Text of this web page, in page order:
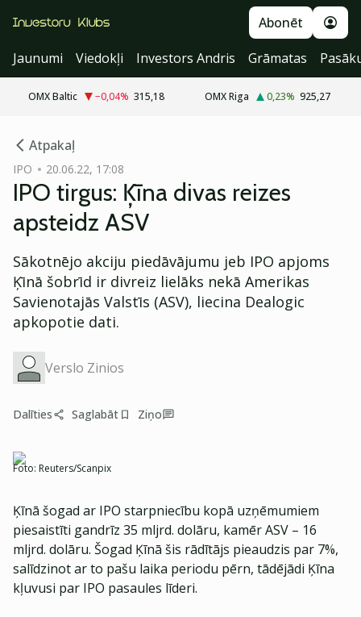
Abonēt
Jaunumi
Viedokļi Investors Andris Grāmatas
OMX Baltic −0,04% 315,18 OMX Riga 0,23% 925,27
Atpakaļ
IPO 20.06.22, 17:08
IPO tirgus: Ķīna divas reizes
apsteidz ASV
Sākotnējo akciju piedāvājumu jeb IPO apjoms
Ķīnā šobrīd ir divreiz lielāks nekā Amerikas
Savienotajās Valstīs (ASV), liecina Dealogic
apkopotie dati.
Verslo Zinios
Dalīties Saglabāt Ziņo
Foto: Reuters/Scanpix
Ķīnā šogad ar IPO starpniecību kopā uzņēmumiem
piesaistīti gandrīz 35 mljrd. dolāru, kamēr ASV – 16
mljrd. dolāru. Šogad Ķīnā šis rādītājs pieaudzis par 7%,
salīdzinot ar to pašu laika periodu pērn, tādējādi Ķīna
kļuvusi par IPO pasaules līderi.